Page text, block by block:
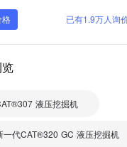
格 已有1.9万人询
液压挖掘机
一代CAT®320 GC 液压挖掘机